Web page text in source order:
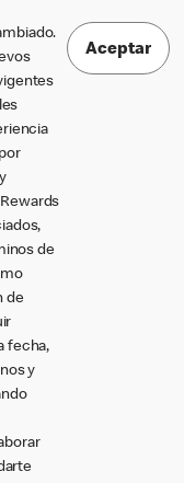
de
de
fecha,
y
Aceptar